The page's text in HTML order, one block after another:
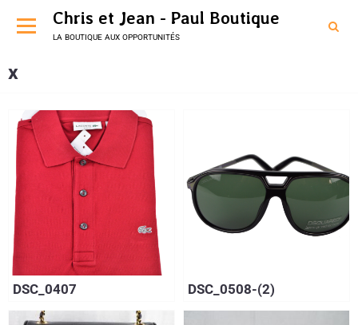
Chris et Jean - Paul Boutique
la boutique aux opportunités
x
DSC_0407 DSC_0508-(2)